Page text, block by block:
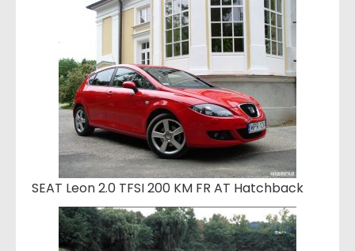
SEAT Leon 2.0 TFSI 200 KM FR AT Hatchback